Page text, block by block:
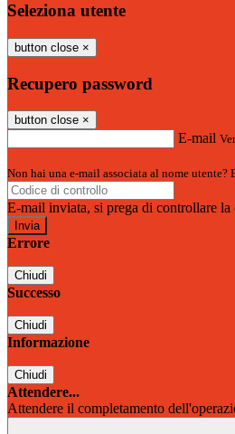
Seleziona utente
button close ×
Recupero password
button close ×
E-mail
Non hai una e-mail associata al nome
E-mail inviata, si prega di controllare la
Errore
Chiudi
Successo
Chiudi
Informazione
Chiudi
Attendere...
Attendere il completamento